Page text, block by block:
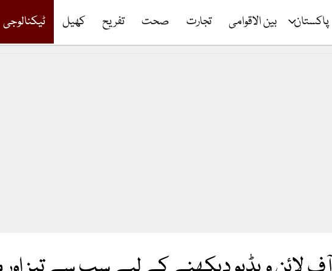
پاکستان بین الاقوامی تجارت صحت تفریح کھیل ٹیکنالوجی